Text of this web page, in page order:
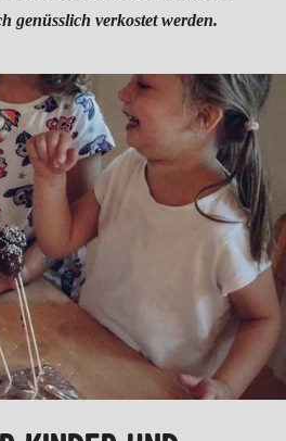
genüsslich verkostet werden.